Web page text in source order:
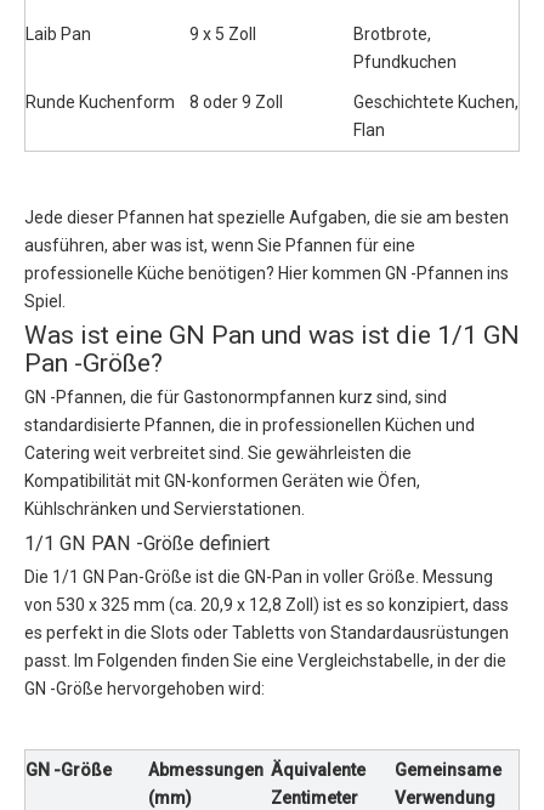
Laib Pan 9 x 5 Zoll
Brotbrote,
Pfundkuchen
Runde Kuchenform 8 oder 9 Zoll
Geschichtete Kuchen,
Flan
Jede dieser Pfannen hat spezielle Aufgaben, die sie am besten
ausführen, aber was ist, wenn Sie Pfannen für eine
professionelle Küche benötigen? Hier kommen GN -Pfannen ins
Spiel.
Was ist eine GN Pan und was ist die 1/1 GN
Pan -Größe?
GN -Pfannen, die für Gastonormpfannen kurz sind, sind
standardisierte Pfannen, die in professionellen Küchen und
Catering weit verbreitet sind. Sie gewährleisten die
Kompatibilität mit GN-konformen Geräten wie Öfen,
Kühlschränken und Servierstationen.
1/1 GN PAN -Größe definiert
Die 1/1 GN Pan-Größe ist die GN-Pan in voller Größe. Messung
von 530 x 325 mm (ca. 20,9 x 12,8 Zoll) ist es so konzipiert, dass
es perfekt in die Slots oder Tabletts von Standardausrüstungen
passt. Im Folgenden finden Sie eine Vergleichstabelle, in der die
GN -Größe hervorgehoben wird:
GN -Größe
Abmessungen
(mm)
Äquivalente
Zentimeter
Gemeinsame
Verwendung